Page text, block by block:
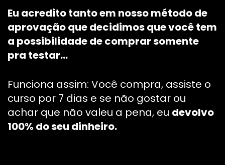
Eu acredito tanto em nosso método de
aprovação que decidimos que você tem
a possibilidade de comprar somente
pra testar…
Funciona assim: Você compra, assiste o
curso por 7 dias e se não gostar ou
achar que não valeu a pena, eu devolvo
100% do seu dinheiro.